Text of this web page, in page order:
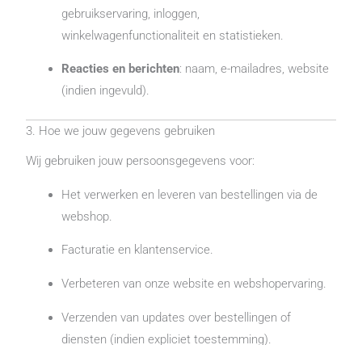
gebruikservaring, inloggen,
winkelwagenfunctionaliteit en statistieken.
Reacties en berichten: naam, e-mailadres, website
(indien ingevuld).
3. Hoe we jouw gegevens gebruiken
Wij gebruiken jouw persoonsgegevens voor:
Het verwerken en leveren van bestellingen via de
webshop.
Facturatie en klantenservice.
Verbeteren van onze website en webshopervaring.
Verzenden van updates over bestellingen of
diensten (indien expliciet toestemming).